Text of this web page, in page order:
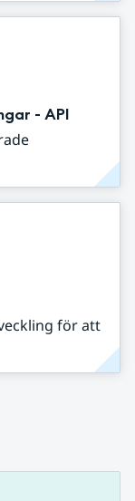
- API
för att